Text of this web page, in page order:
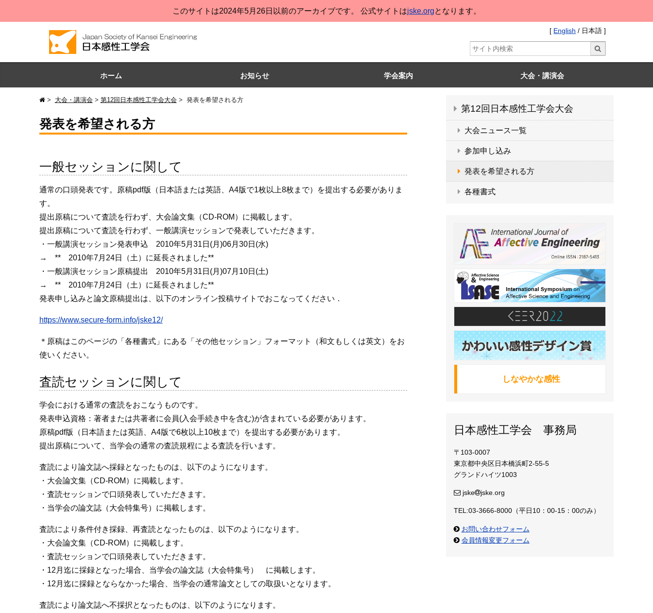
このサイトは2024年5月26日以前のアーカイブです。 公式サイトはjske.orgとなります。
[ English / 日本語 ]
ホーム お知らせ 学会案内 大会・講演会
大会・講演会 第12回日本感性工学会大会 発表を希望される方
発表を希望される方
一般セッションに関して
通常の口頭発表です。原稿pdf版（日本語または英語、A4版で1枚以上8枚まで）を提出する必要がありま
す。
提出原稿について査読を行わず、大会論文集（CD-ROM）に掲載します。
提出原稿について査読を行わず、一般講演セッションで発表していただきます。
・一般講演セッション発表申込 2010年5月31日(月)06月30日(水)
→ ** 2010年7月24日（土）に延長されました**
・一般講演セッション原稿提出 2010年5月31日(月)07月10日(土)
→ ** 2010年7月24日（土）に延長されました**
発表申し込みと論文原稿提出は、以下のオンライン投稿サイトでおこなってください．
https://www.secure-form.info/jske12/
＊原稿はこのページの「各種書式」にある「その他セッション」フォーマット（和文もしくは英文）をお
使いください。
査読セッションに関して
学会における通常の査読をおこなうものです。
発表申込資格：著者または共著者に会員(入会手続き中を含む)が含まれている必要があります。
原稿pdf版（日本語または英語、A4版で6枚以上10枚まで）を提出する必要があります。
提出原稿について、当学会の通常の査読規程による査読を行います。
査読により論文誌へ採録となったものは、以下のようになります。
・大会論文集（CD-ROM）に掲載します。
・査読セッションで口頭発表していただきます。
・当学会の論文誌（大会特集号）に掲載します。
査読により条件付き採録、再査読となったものは、以下のようになります。
・大会論文集（CD-ROM）に掲載します。
・査読セッションで口頭発表していただきます。
・12月迄に採録となった場合、当学会の論文誌（大会特集号） に掲載します。
・12月迄に採録とならなかった場合、当学会の通常論文としての取扱いとなります。
査読により論文誌へ不採択となったものは、以下のようになります。
第12回日本感性工学会大会
大会ニュース一覧
参加申し込み
発表を希望される方
各種書式
しなやかな感性
日本感性工学会 事務局
〒103-0007
東京都中央区日本橋浜町2-55-5
グランドハイツ1003
jske jske.org
TEL:03-3666-8000（平日10：00-15：00のみ）
お問い合わせフォーム
会員情報変更フォーム